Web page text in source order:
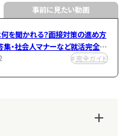
IT
種
研
業
研
究
事前に見たい動画
を聞かれる？面接対策の進め方
集・社会人マナーなど就活完全解
完全ガイド